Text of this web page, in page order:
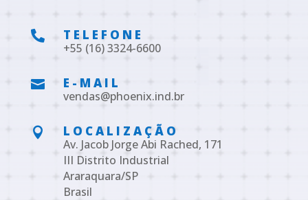
 TELEFONE
+55 (16) 3324-6600
 E-MAIL
vendas@phoenix.ind.br
 LOCALIZAÇÃO
Av. Jacob Jorge Abi Rached, 171
III Distrito Industrial
Araraquara/SP
Brasil